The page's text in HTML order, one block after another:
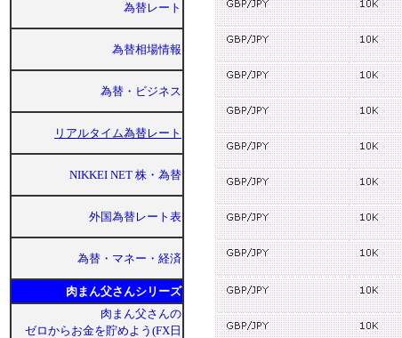
為替レート
為替相場情報
為替・ビジネス
リアルタイム為替レート
NIKKEI NET 株・為替
外国為替レート表
為替・マネー・経済
肉まん父さんシリーズ
肉まん父さんの
ゼロからお金を貯めよう(FX日